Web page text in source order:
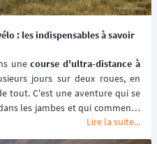
: les indispensables à savoir
une course d'ultra-distance à
jours sur deux roues, en
tout. C'est une aventure qui se
les jambes et qui commence
clés pour aborder cette
de succès, que vous visiez
Lire la suite...